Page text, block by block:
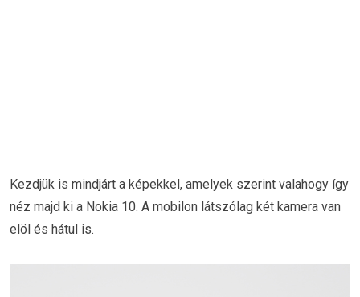
Kezdjük is mindjárt a képekkel, amelyek szerint valahogy így
néz majd ki a Nokia 10. A mobilon látszólag két kamera van
elöl és hátul is.